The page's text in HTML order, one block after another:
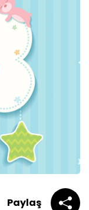
Paylaş